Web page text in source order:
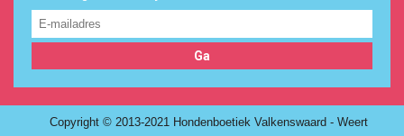
Ga
Copyright © 2013-2021 Hondenboetiek Valkenswaard - Weert